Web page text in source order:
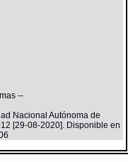
--
Nacional Autónoma de
[29-08-2020]. Disponible en